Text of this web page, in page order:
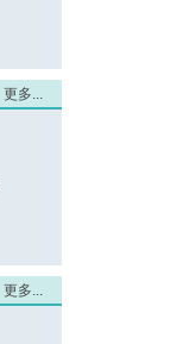
更多...
更多...